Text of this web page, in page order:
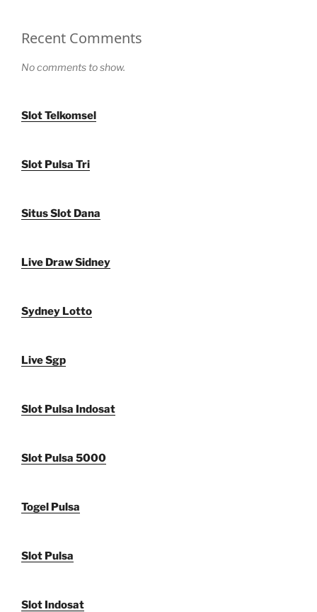
Recent Comments
No comments to show.
Slot Telkomsel
Slot Pulsa Tri
Situs Slot Dana
Live Draw Sidney
Sydney Lotto
Live Sgp
Slot Pulsa Indosat
Slot Pulsa 5000
Togel Pulsa
Slot Pulsa
Slot Indosat